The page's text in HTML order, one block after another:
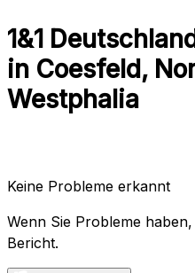
1&1
in Coesfeld,
Westphalia
Keine Probleme erkannt
Wenn Sie Probleme
Bericht.